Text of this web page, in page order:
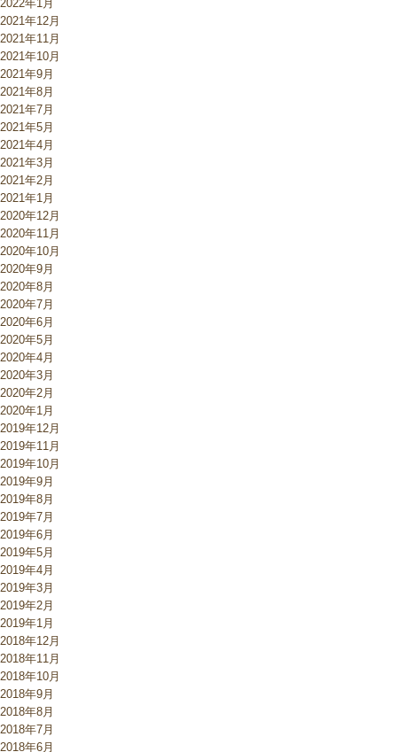
2022年1月
2021年12月
2021年11月
2021年10月
2021年9月
2021年8月
2021年7月
2021年5月
2021年4月
2021年3月
2021年2月
2021年1月
2020年12月
2020年11月
2020年10月
2020年9月
2020年8月
2020年7月
2020年6月
2020年5月
2020年4月
2020年3月
2020年2月
2020年1月
2019年12月
2019年11月
2019年10月
2019年9月
2019年8月
2019年7月
2019年6月
2019年5月
2019年4月
2019年3月
2019年2月
2019年1月
2018年12月
2018年11月
2018年10月
2018年9月
2018年8月
2018年7月
2018年6月